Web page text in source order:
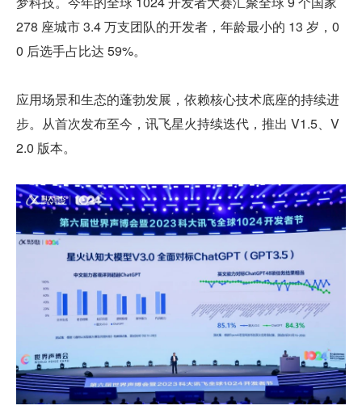
278 座城市 3.4 万支团队的开发者，年龄最小的 13 岁，0
0 后选手占比达 59%。
应用场景和生态的蓬勃发展，依赖核心技术底座的持续进
步。从首次发布至今，讯飞星火持续迭代，推出 V1.5、V
2.0 版本。